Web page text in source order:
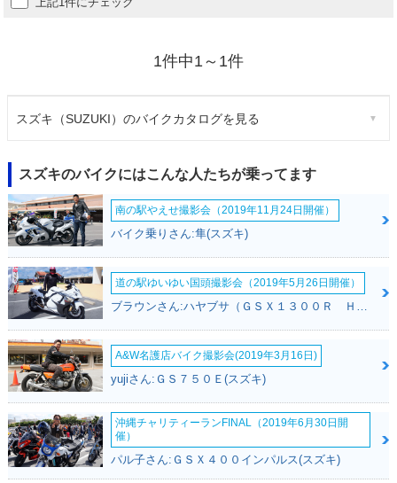
1件中1～1件
スズキ（SUZUKI）のバイクカタログを見る
スズキのバイクにはこんな人たちが乗ってます
南の駅やえせ撮影会（2019年11月24日開催）
バイク乗りさん:隼(スズキ)
道の駅ゆいゆい国頭撮影会（2019年5月26日開催）
A&W名護店バイク撮影会(2019年3月16日)
yujiさん:ＧＳ７５０Ｅ(スズキ)
沖縄チャリティーランFINAL（2019年6月30日開
催）
パル子さん:ＧＳＸ４００インパルス(スズキ)